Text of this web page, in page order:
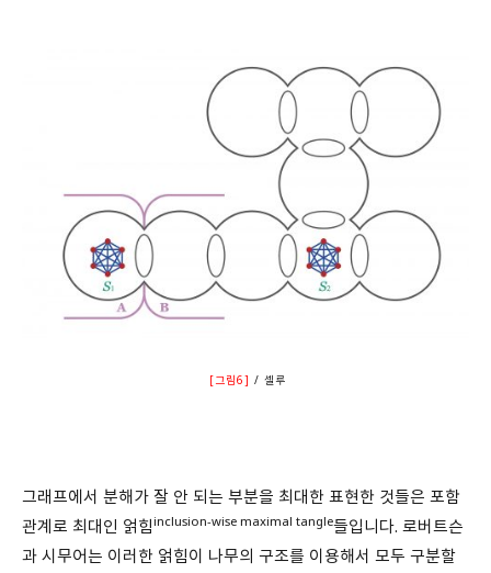
[그림6] / 셀루
그래프에서 분해가 잘 안 되는 부분을 최대한 표현한 것들은 포함
관계로 최대인 얽힘inclusion-wise maximal tangle들입니다. 로버트슨
과 시무어는 이러한 얽힘이 나무의 구조를 이용해서 모두 구분할